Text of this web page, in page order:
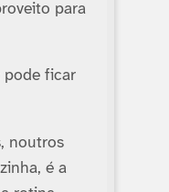
para
pode ficar
noutros
é a